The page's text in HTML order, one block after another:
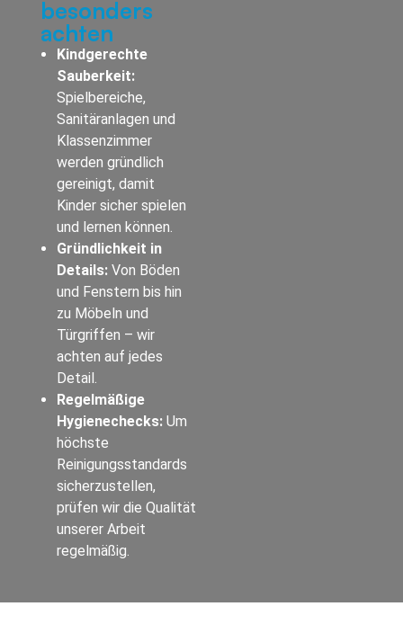
besonders
achten
Kindgerechte
Sauberkeit:
Spielbereiche,
Sanitäranlagen und
Klassenzimmer
werden gründlich
gereinigt, damit
Kinder sicher spielen
und lernen können.
Gründlichkeit in
Details: Von Böden
und Fenstern bis hin
zu Möbeln und
Türgriffen – wir
achten auf jedes
Detail.
Regelmäßige
Hygienechecks: Um
höchste
Reinigungsstandards
sicherzustellen,
prüfen wir die Qualität
unserer Arbeit
regelmäßig.